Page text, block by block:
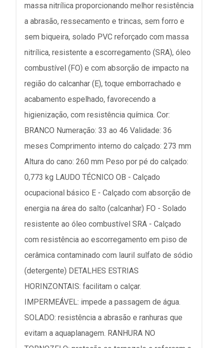
massa nitrílica proporcionando melhor resistência
a abrasão, ressecamento e trincas, sem forro e
sem biqueira, solado PVC reforçado com massa
nitrílica, resistente a escorregamento (SRA), óleo
combustível (FO) e com absorção de impacto na
região do calcanhar (E), toque emborrachado e
acabamento espelhado, favorecendo a
higienização, com resistência química. Cor:
BRANCO Numeração: 33 ao 46 Validade: 36
meses Comprimento interno do calçado: 273 mm
Altura do cano: 260 mm Peso por pé do calçado:
0,773 kg LAUDO TÉCNICO OB - Calçado
ocupacional básico E - Calçado com absorção de
energia na área do salto (calcanhar) FO - Solado
resistente ao óleo combustível SRA - Calçado
com resistência ao escorregamento em piso de
cerâmica contaminado com lauril sulfato de sódio
(detergente) DETALHES ESTRIAS
HORINZONTAIS: facilitam o calçar.
IMPERMEÁVEL: impede a passagem de água.
SOLADO: resistência a abrasão e ranhuras que
evitam a aquaplanagem. RANHURA NO